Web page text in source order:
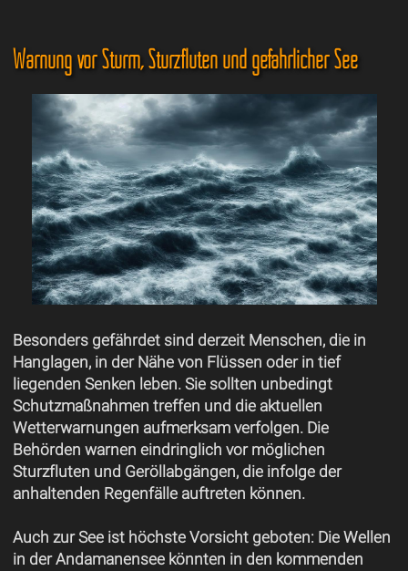
Warnung vor Sturm, Sturzfluten und gefährlicher See
Besonders gefährdet sind derzeit Menschen, die in
Hanglagen, in der Nähe von Flüssen oder in tief
liegenden Senken leben. Sie sollten unbedingt
Schutzmaßnahmen treffen und die aktuellen
Wetterwarnungen aufmerksam verfolgen. Die
Behörden warnen eindringlich vor möglichen
Sturzfluten und Geröllabgängen, die infolge der
anhaltenden Regenfälle auftreten können.
Auch zur See ist höchste Vorsicht geboten: Die Wellen
in der Andamanensee könnten in den kommenden